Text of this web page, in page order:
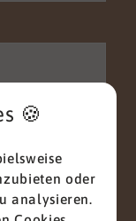
Sie die
genommen
🍪
oder
analysieren.